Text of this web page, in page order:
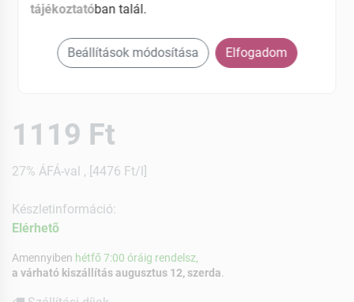
1119 Ft
27% ÁFÁ-val , [4476 Ft/l]
Készletinformáció:
Elérhetõ
Amennyiben hétfő 7:00 óráig rendelsz,
a várható kiszállítás augusztus 12, szerda
tájékoztatóban talál.
Beállítások módosítása Elfogadom